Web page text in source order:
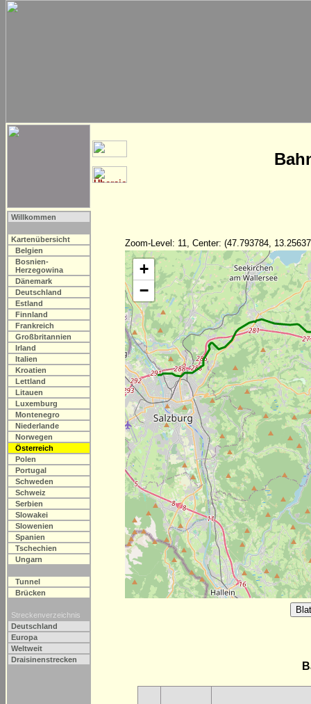
Willkommen
Kartenübersicht
Belgien
Bosnien-
Herzegowina
Dänemark
Deutschland
Estland
Finnland
Frankreich
Großbritannien
Irland
Italien
Kroatien
Lettland
Litauen
Luxemburg
Montenegro
Niederlande
Norwegen
Österreich
Polen
Portugal
Schweden
Schweiz
Serbien
Slowakei
Slowenien
Spanien
Tschechien
Ungarn
Tunnel
Brücken
Streckenverzeichnis
Deutschland
Europa
Weltweit
Draisinenstrecken
Zoom-Level: 11, Center: (47.793784,
+
−